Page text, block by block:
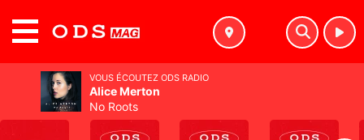
VOUS ÉCOUTEZ ODS RADIO
Alice Merton
No Roots